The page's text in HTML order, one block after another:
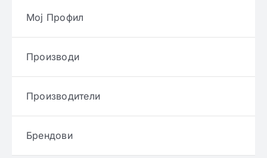
Мој Профил
Производи
Производители
Брендови